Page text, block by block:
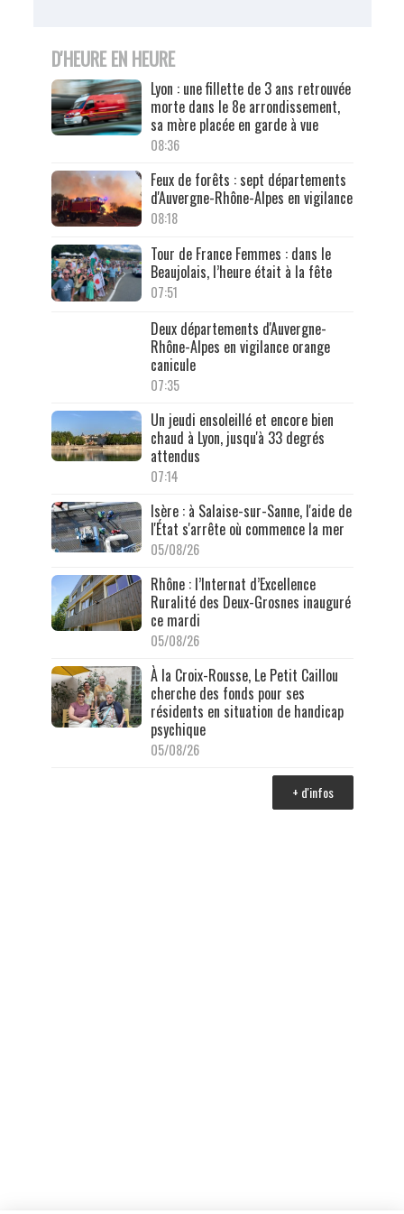
D'HEURE EN HEURE
Lyon : une fillette de 3 ans retrouvée
morte dans le 8e arrondissement,
sa mère placée en garde à vue
08:36
Feux de forêts : sept départements
d'Auvergne-Rhône-Alpes en vigilance
08:18
Tour de France Femmes : dans le
Beaujolais, l’heure était à la fête
07:51
Deux départements d'Auvergne-
Rhône-Alpes en vigilance orange
canicule
07:35
Un jeudi ensoleillé et encore bien
chaud à Lyon, jusqu'à 33 degrés
attendus
07:14
Isère : à Salaise-sur-Sanne, l'aide de
l'État s'arrête où commence la mer
05/08/26
Rhône : l’Internat d’Excellence
Ruralité des Deux-Grosnes inauguré
ce mardi
05/08/26
À la Croix-Rousse, Le Petit Caillou
cherche des fonds pour ses
résidents en situation de handicap
psychique
05/08/26
+ d'infos